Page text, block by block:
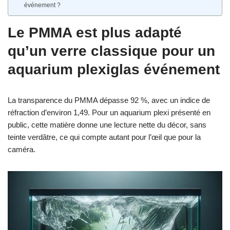
événement ?
Le PMMA est plus adapté
qu’un verre classique pour un
aquarium plexiglas événement
La transparence du PMMA dépasse 92 %, avec un indice de
réfraction d’environ 1,49. Pour un aquarium plexi présenté en
public, cette matière donne une lecture nette du décor, sans
teinte verdâtre, ce qui compte autant pour l’œil que pour la
caméra.